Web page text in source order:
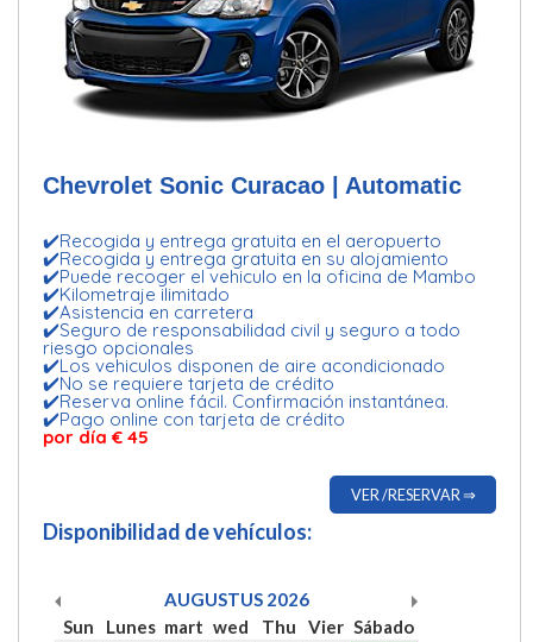
Chevrolet Sonic Curacao | Automatic
✔️Recogida y entrega gratuita en el aeropuerto
✔️Recogida y entrega gratuita en su alojamiento
✔️Puede recoger el vehiculo en la oficina de Mambo
✔️Kilometraje ilimitado
✔️Asistencia en carretera
✔️Seguro de responsabilidad civil y seguro a todo
riesgo opcionales
✔️Los vehiculos disponen de aire acondicionado
✔️No se requiere tarjeta de crédito
✔️Reserva online fácil. Confirmación instantánea.
✔️Pago online con tarjeta de crédito
por día€ 45
VER /RESERVAR ⇒
Disponibilidad de vehículos:
AUGUSTUS 2026
Sun
Lunes mart wed Thu Vier Sábado